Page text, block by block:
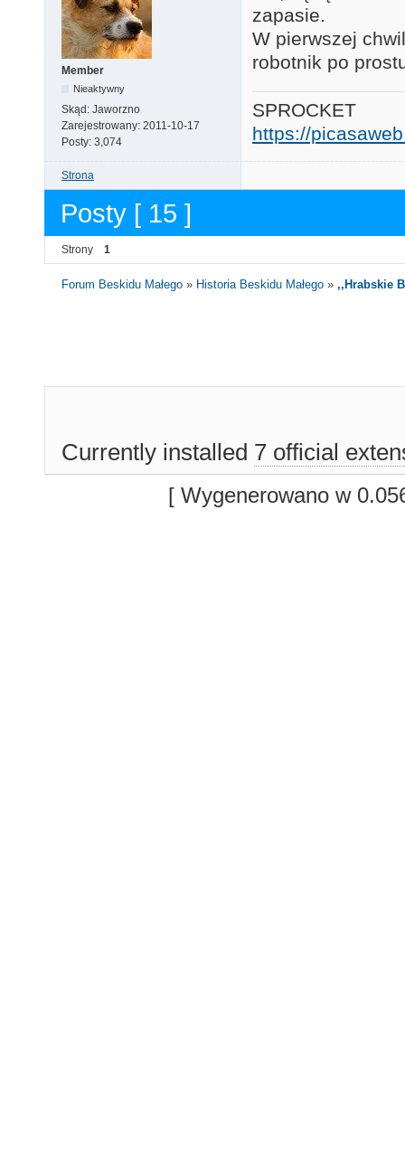
Member
Nieaktywny
Skąd: Jaworzno
Zarejestrowany: 2011-10-17
Posty: 3,074
zapasie.
W pierwszej
robotnik po
SPROCKET
https://
Strona
Posty [ 15 ]
Strony 1
Forum Beskidu Małego » Historia Beskidu Małego »,,Hrabskie
Currently installed 7 official
[ Wygenerowano w